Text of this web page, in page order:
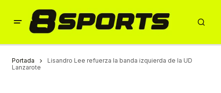
Portada
Lisandro Lee refuerza la banda izquierda de la UD
Lanzarote